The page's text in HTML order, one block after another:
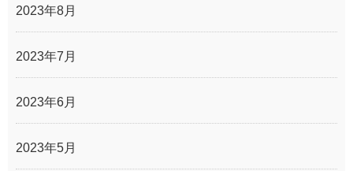
2023年8月
2023年7月
2023年6月
2023年5月